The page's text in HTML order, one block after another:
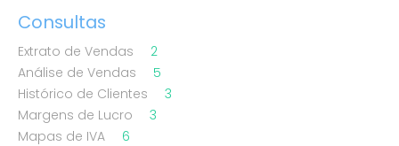
Consultas
Extrato de Vendas
2
Análise de Vendas
5
Histórico de Clientes
3
Margens de Lucro
3
Mapas de IVA
6